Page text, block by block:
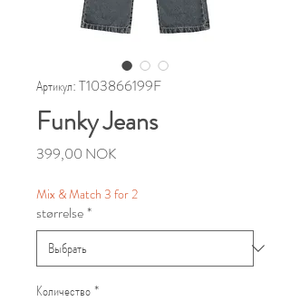
Артикул: T103866199F
Funky Jeans
399,00 NOKЦена
Mix & Match 3 for 2
størrelse*
Количество*